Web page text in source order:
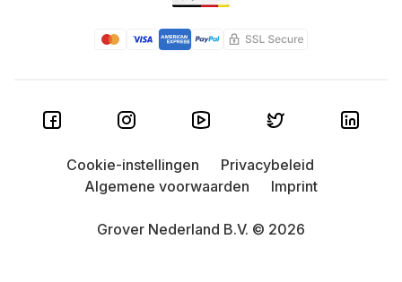
Grover Nederland B.V. © 2026
Cookie-instellingen
Privacybeleid
Algemene voorwaarden
Imprint